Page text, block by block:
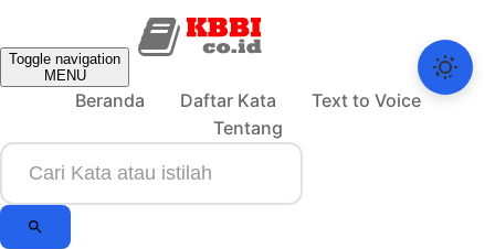
Toggle navigation
MENU
Beranda Daftar Kata
Text to Voice
Tentang